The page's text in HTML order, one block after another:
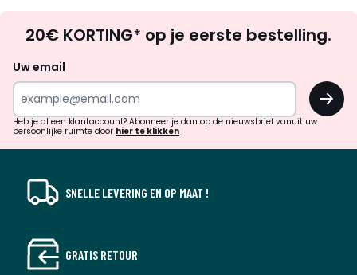
zoek
inspiratie
verrassingen?
20€ KORTING* op je eerste bestelling.
Uw email
OK
Heb je al een klantaccount? Abonneer je dan op de nieuwsbrief vanuit uw
persoonlijke ruimte door hier te klikken
SNELLE LEVERING EN OP MAAT !
GRATIS RETOUR